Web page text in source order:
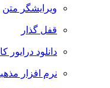
ویرایشگر متن
قفل گذار
دانلود درایور
نرم افزار